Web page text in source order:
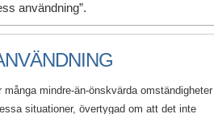
användning”.
mindre-än-önskvärda omständigheter
situationer, övertygad om att det inte